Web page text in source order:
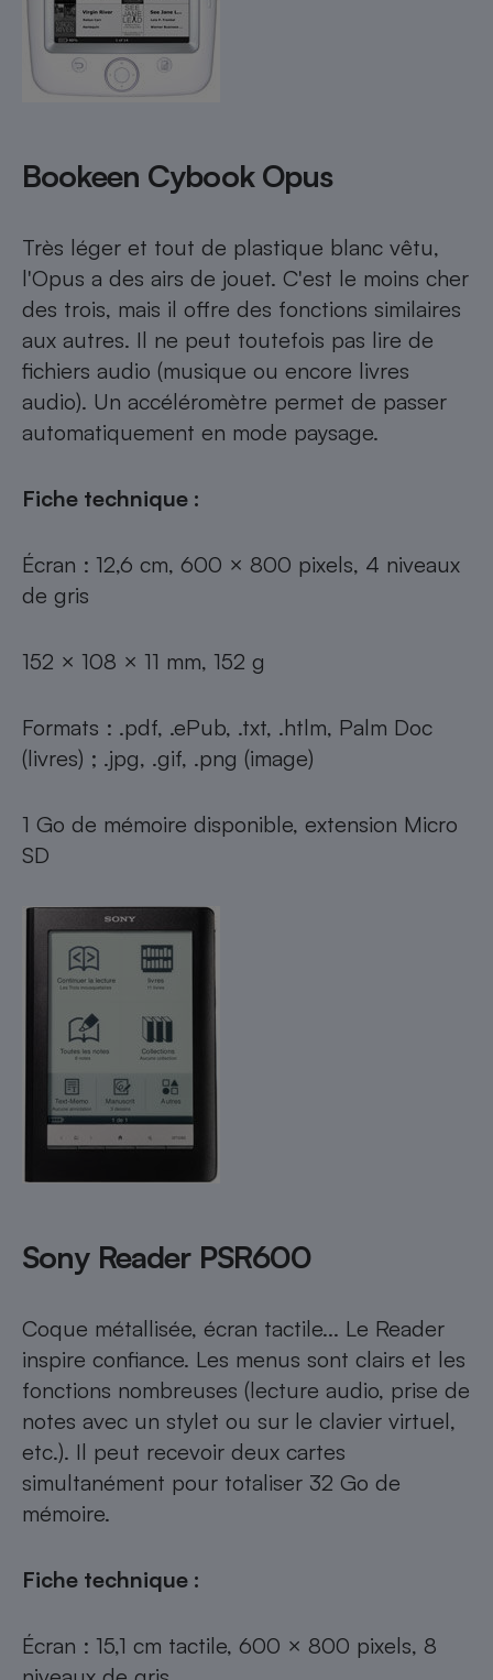
Bookeen Cybook Opus
Très léger et tout de plastique blanc vêtu,
l'Opus a des airs de jouet. C'est le moins cher
des trois, mais il offre des fonctions similaires
aux autres. Il ne peut toutefois pas lire de
fichiers audio (musique ou encore livres
audio). Un accéléromètre permet de passer
automatiquement en mode paysage.
Fiche technique :
Écran : 12,6 cm, 600 × 800 pixels, 4 niveaux
de gris
152 × 108 × 11 mm, 152 g
Formats : .pdf, .ePub, .txt, .htlm, Palm Doc
(livres) ; .jpg, .gif, .png (image)
1 Go de mémoire disponible, extension Micro
SD
Sony Reader PSR600
Coque métallisée, écran tactile... Le Reader
inspire confiance. Les menus sont clairs et les
fonctions nombreuses (lecture audio, prise de
notes avec un stylet ou sur le clavier virtuel,
etc.). Il peut recevoir deux cartes
simultanément pour totaliser 32 Go de
mémoire.
Fiche technique :
Écran : 15,1 cm tactile, 600 × 800 pixels, 8